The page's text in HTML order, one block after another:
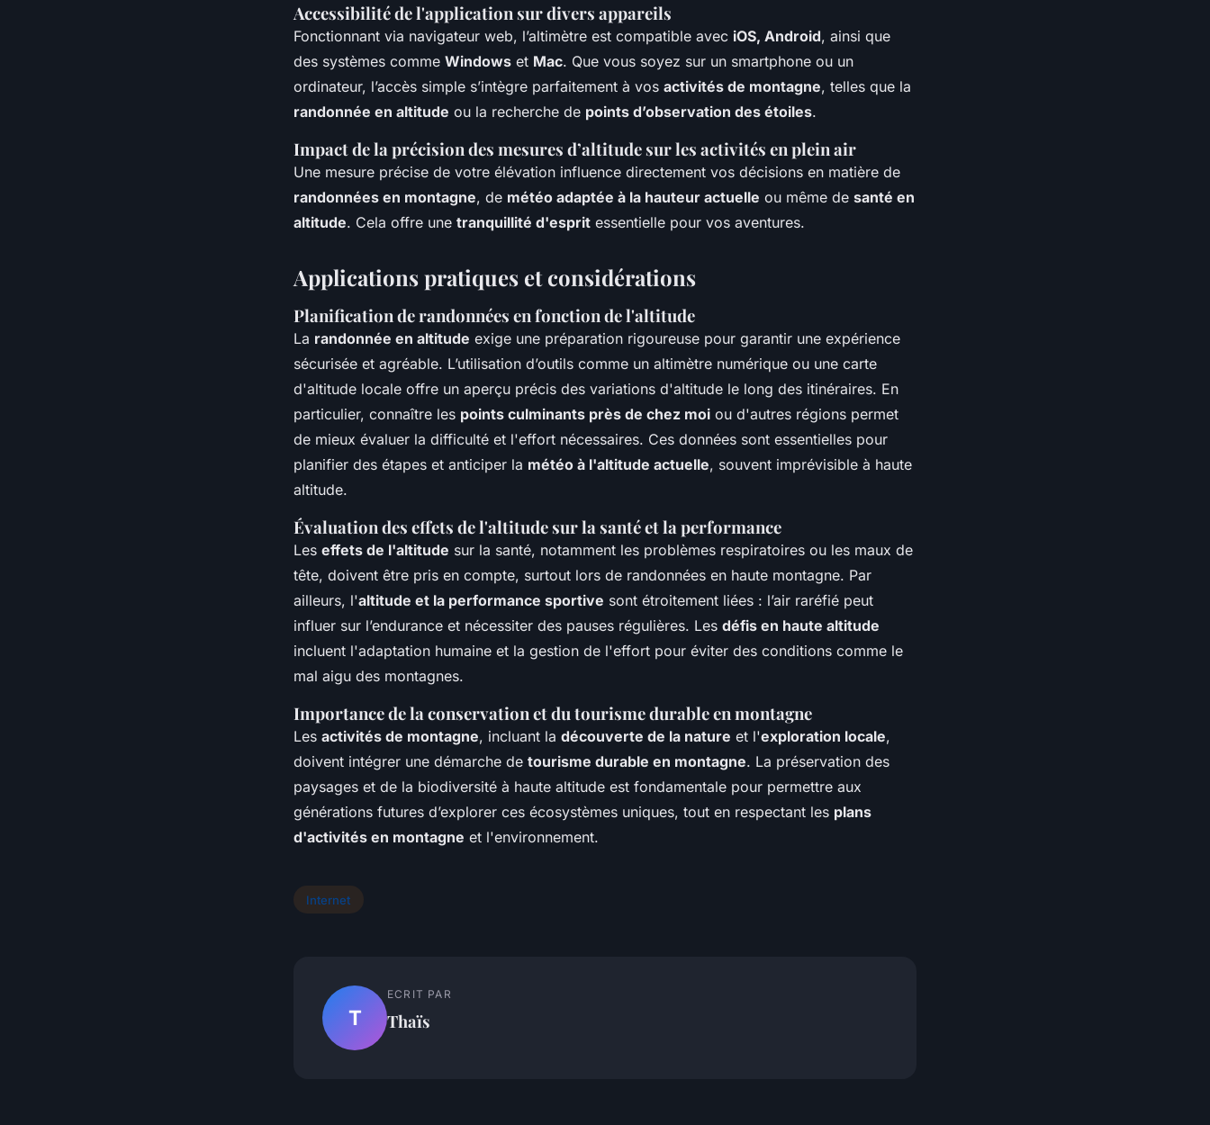
Accessibilité de l'application sur divers appareils
Fonctionnant via navigateur web, l’altimètre est compatible avec iOS, Android, ainsi que
des systèmes comme Windows et Mac. Que vous soyez sur un smartphone ou un
ordinateur, l’accès simple s’intègre parfaitement à vos activités de montagne, telles que la
randonnée en altitude ou la recherche de points d’observation des étoiles.
Impact de la précision des mesures d’altitude sur les activités en plein air
Une mesure précise de votre élévation influence directement vos décisions en matière de
randonnées en montagne, de météo adaptée à la hauteur actuelle ou même de santé en
altitude. Cela offre une tranquillité d'esprit essentielle pour vos aventures.
Applications pratiques et considérations
Planification de randonnées en fonction de l'altitude
La randonnée en altitude exige une préparation rigoureuse pour garantir une expérience
sécurisée et agréable. L’utilisation d’outils comme un altimètre numérique ou une carte
d'altitude locale offre un aperçu précis des variations d'altitude le long des itinéraires. En
particulier, connaître les points culminants près de chez moi ou d'autres régions permet
de mieux évaluer la difficulté et l'effort nécessaires. Ces données sont essentielles pour
planifier des étapes et anticiper la météo à l'altitude actuelle, souvent imprévisible à haute
altitude.
Évaluation des effets de l'altitude sur la santé et la performance
Les effets de l'altitude sur la santé, notamment les problèmes respiratoires ou les maux de
tête, doivent être pris en compte, surtout lors de randonnées en haute montagne. Par
ailleurs, l'altitude et la performance sportive sont étroitement liées : l’air raréfié peut
influer sur l’endurance et nécessiter des pauses régulières. Les défis en haute altitude
incluent l'adaptation humaine et la gestion de l'effort pour éviter des conditions comme le
mal aigu des montagnes.
Importance de la conservation et du tourisme durable en montagne
Les activités de montagne, incluant la découverte de la nature et l'exploration locale,
doivent intégrer une démarche de tourisme durable en montagne. La préservation des
paysages et de la biodiversité à haute altitude est fondamentale pour permettre aux
générations futures d’explorer ces écosystèmes uniques, tout en respectant les plans
d'activités en montagne et l'environnement.
Internet
T
ECRIT PAR
Thaïs